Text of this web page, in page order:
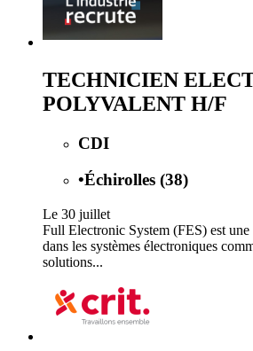
TECHNICIEN
POLYVALENT H/F
CDI
•Échirolles (38)
Le 30 juillet
Full Electronic System (FES) est une
dans les systèmes électroniques
solutions...